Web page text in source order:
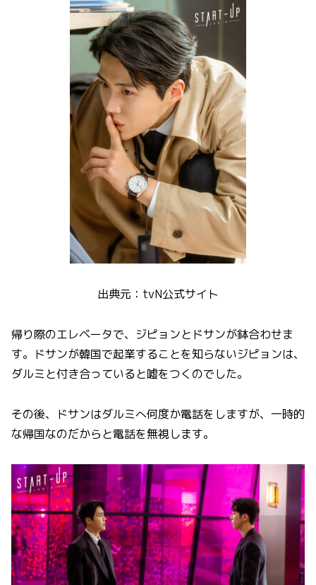
出典元：tvN公式サイト
帰り際のエレベータで、ジピョンとドサンが鉢合わせま
す。ドサンが韓国で起業することを知らないジピョンは、
ダルミと付き合っていると嘘をつくのでした。
その後、ドサンはダルミへ何度か電話をしますが、一時的
な帰国なのだからと電話を無視します。